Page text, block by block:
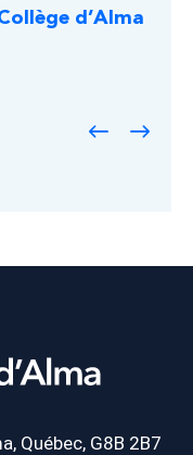
d’Alma
Québec, G8B 2B7